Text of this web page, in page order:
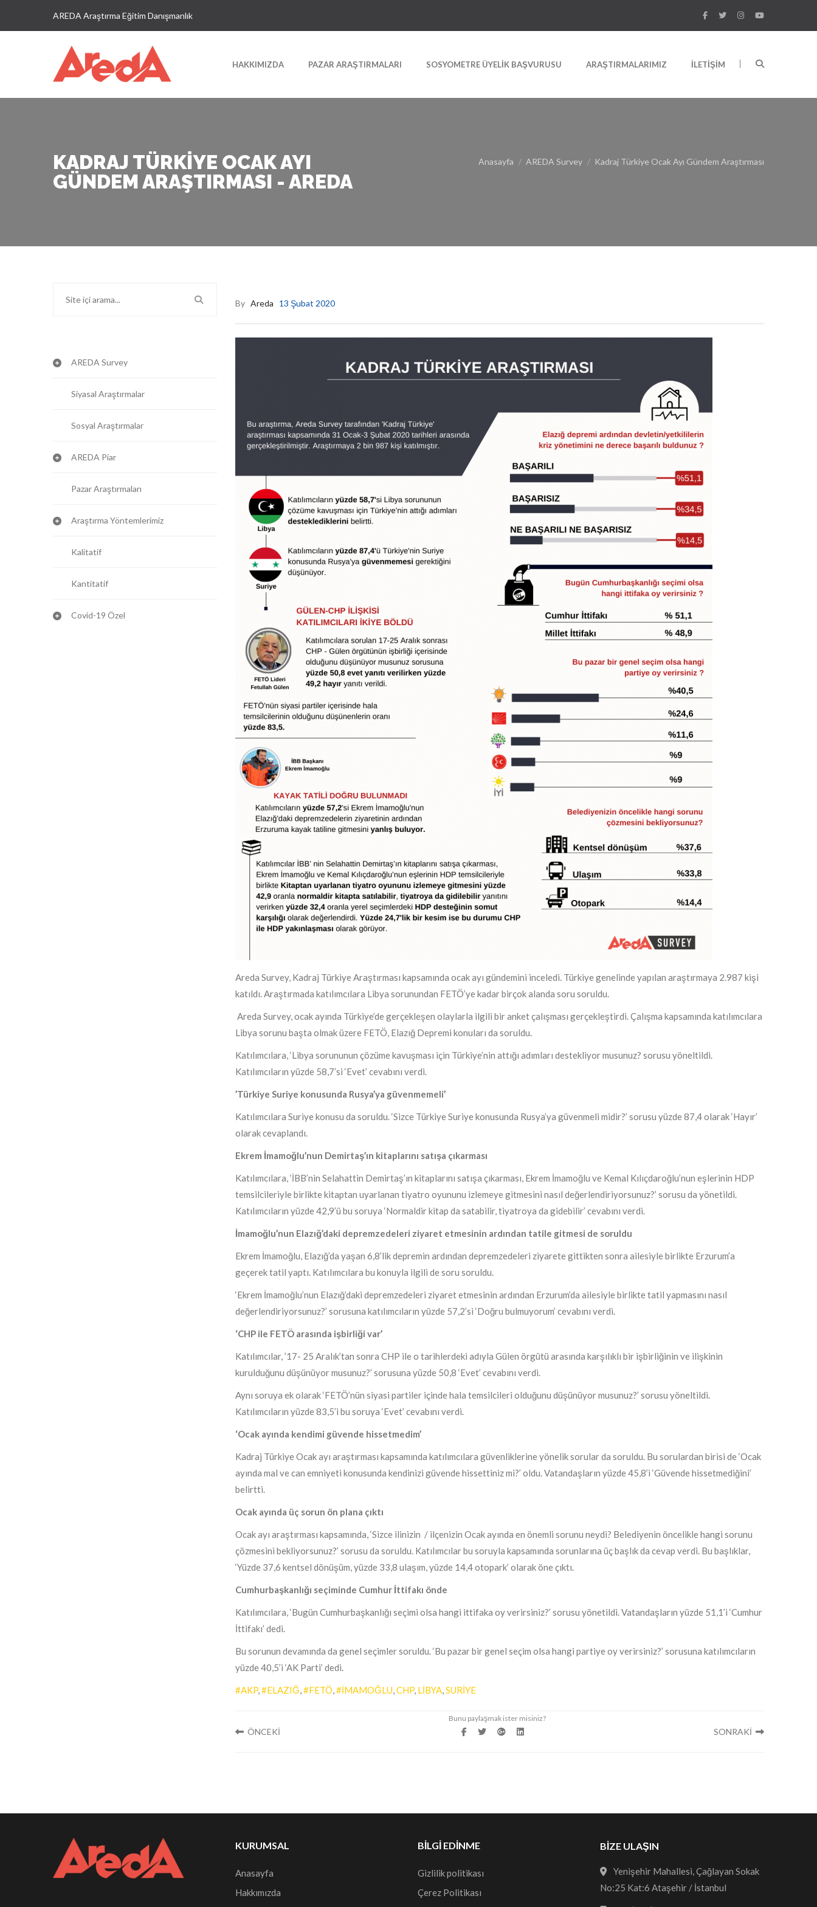
AREDA Araştırma Eğitim Danışmanlık
HAKKIMIZDA PAZAR ARAŞTIRMALARI SOSYOMETRE ÜYELIK BAŞVURUSU ARAŞTIRMALARIMIZ İLETIŞIM
KADRAJ TÜRKIYE OCAK AYI
GÜNDEM ARAŞTIRMASI - AREDA
Anasayfa AREDA Survey Kadraj Türkiye Ocak Ayı Gündem Araştırması
AREDA Survey
Siyasal Araştırmalar
Sosyal Araştırmalar
AREDA Piar
Pazar Araştırmaları
Araştırma Yöntemlerimiz
Kalitatif
Kantitatif
Covid-19 Özel
By Areda 13 Şubat 2020
Areda Survey, Kadraj Türkiye Araştırması kapsamında ocak ayı gündemini inceledi. Türkiye genelinde yapılan araştırmaya 2.987 kişi
katıldı. Araştırmada katılımcılara Libya sorunundan FETÖ’ye kadar birçok alanda soru soruldu.
Areda Survey, ocak ayında Türkiye’de gerçekleşen olaylarla ilgili bir anket çalışması gerçekleştirdi. Çalışma kapsamında katılımcılara
Libya sorunu başta olmak üzere FETÖ, Elazığ Depremi konuları da soruldu.
Katılımcılara, ‘Libya sorununun çözüme kavuşması için Türkiye’nin attığı adımları destekliyor musunuz? sorusu yöneltildi.
Katılımcıların yüzde 58,7’si ‘Evet’ cevabını verdi.
​’Türkiye Suriye konusunda Rusya’ya güvenmemeli’
Katılımcılara Suriye konusu da soruldu. ‘Sizce Türkiye Suriye konusunda Rusya’ya güvenmeli midir?’ sorusu yüzde 87,4 olarak ‘Hayır’
olarak cevaplandı.
Ekrem İmamoğlu’nun Demirtaş’ın kitaplarını satışa çıkarması
Katılımcılara, ‘İBB’nin Selahattin Demirtaş’ın kitaplarını satışa çıkarması, Ekrem İmamoğlu ve Kemal Kılıçdaroğlu’nun eşlerinin HDP
temsilcileriyle birlikte kitaptan uyarlanan tiyatro oyununu izlemeye gitmesini nasıl değerlendiriyorsunuz?’ sorusu da yönetildi.
Katılımcıların yüzde 42,9’ü bu soruya ‘Normaldir kitap da satabilir, tiyatroya da gidebilir’ cevabını verdi.
İmamoğlu’nun Elazığ’daki depremzedeleri ziyaret etmesinin ardından tatile gitmesi de soruldu
​Ekrem İmamoğlu, Elazığ’da yaşan 6,8’lik depremin ardından depremzedeleri ziyarete gittikten sonra ailesiyle birlikte Erzurum’a
geçerek tatil yaptı. Katılımcılara bu konuyla ilgili de soru soruldu.
‘Ekrem İmamoğlu’nun Elazığ’daki depremzedeleri ziyaret etmesinin ardından Erzurum’da ailesiyle birlikte tatil yapmasını nasıl
değerlendiriyorsunuz?’ sorusuna katılımcıların yüzde 57,2’si ‘Doğru bulmuyorum’ cevabını verdi.
‘CHP ile FETÖ arasında işbirliği var’
Katılımcılar, ’17- 25 Aralık’tan sonra CHP ile o tarihlerdeki adıyla Gülen örgütü arasında karşılıklı bir işbirliğinin ve ilişkinin
kurulduğunu düşünüyor musunuz?’ sorusuna yüzde 50,8 ‘Evet’ cevabını verdi.
Aynı soruya ek olarak ‘FETÖ’nün siyasi partiler içinde hala temsilcileri olduğunu düşünüyor musunuz?’ sorusu yöneltildi.
Katılımcıların yüzde 83,5’i bu soruya ‘Evet’ cevabını verdi.
‘Ocak ayında kendimi güvende hissetmedim’
Kadraj Türkiye Ocak ayı araştırması kapsamında katılımcılara güvenliklerine yönelik sorular da soruldu. Bu sorulardan birisi de ‘​Ocak
ayında mal ve can emniyeti konusunda kendinizi güvende hissettiniz mi?’ oldu. Vatandaşların yüzde 45,8’i ‘Güvende hissetmediğini’
belirtti.
​Ocak ayında üç sorun ön plana çıktı
​Ocak ayı araştırması kapsamında, ‘Sizce ilinizin / ilçenizin Ocak ayında en önemli sorunu neydi? Belediyenin öncelikle hangi sorunu
çözmesini bekliyorsunuz?’ sorusu da soruldu. Katılımcılar bu soruyla kapsamında sorunlarına üç başlık da cevap verdi. Bu başlıklar,
‘Yüzde 37,6 kentsel dönüşüm, yüzde 33,8 ulaşım, yüzde 14,4 otopark’ olarak öne çıktı.
Cumhurbaşkanlığı seçiminde Cumhur İttifakı önde
Katılımcılara, ‘Bugün Cumhurbaşkanlığı seçimi olsa hangi ittifaka oy verirsiniz?’ sorusu yönetildi. Vatandaşların yüzde 51,1’i ‘Cumhur
İttifakı’ dedi.
Bu sorunun devamında da genel seçimler soruldu. ‘Bu pazar bir genel seçim olsa hangi partiye oy verirsiniz?’ sorusuna katılımcıların
yüzde 40,5’i ‘AK Parti’ dedi.
#AKP,#ELAZIĞ,#FETÖ,#İMAMOĞLU,CHP, LİBYA,SURİYE
ÖNCEKİ SONRAKİ
KURUMSAL
Anasayfa
Hakkımızda
BILGI EDINME
Gizlilik politikası
Çerez Politikası
BİZE ULAŞIN
Yenişehir Mahallesi, Çağlayan Sokak
No:25 Kat:6 Ataşehir / İstanbul